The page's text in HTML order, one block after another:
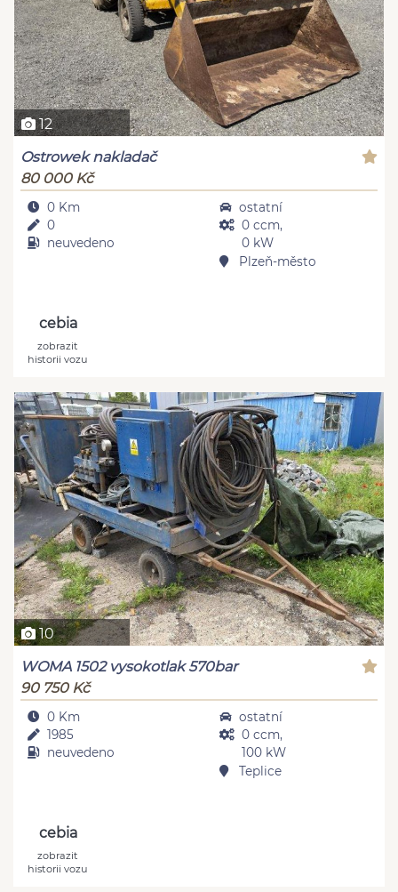
12
Ostrowek nakladač
80 000 Kč
0 Km
0
neuvedeno
ostatní
0 ccm,
0 kW
Plzeň-město
cebia
zobrazit
historii vozu
10
WOMA 1502 vysokotlak 570bar
90 750 Kč
0 Km
1985
neuvedeno
ostatní
0 ccm,
100 kW
Teplice
cebia
zobrazit
historii vozu